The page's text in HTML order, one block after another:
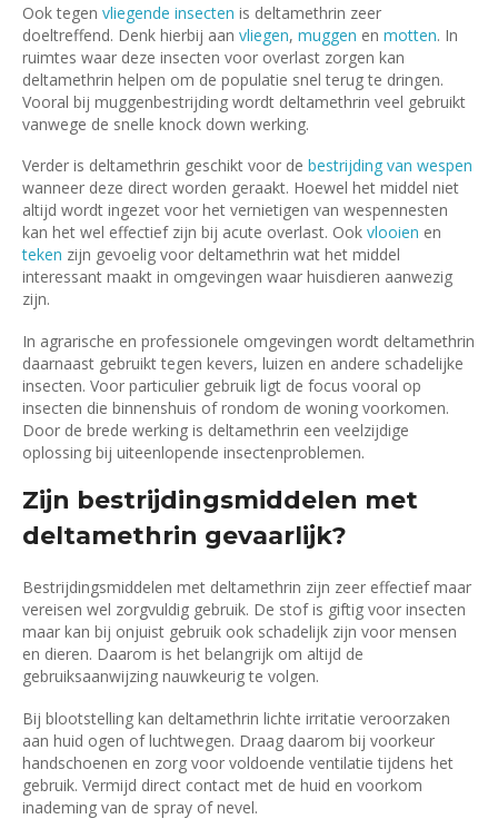
Ook tegen vliegende insecten is deltamethrin zeer
doeltreffend. Denk hierbij aan vliegen, muggen en motten. In
ruimtes waar deze insecten voor overlast zorgen kan
deltamethrin helpen om de populatie snel terug te dringen.
Vooral bij muggenbestrijding wordt deltamethrin veel gebruikt
vanwege de snelle knock down werking.
Verder is deltamethrin geschikt voor de bestrijding van wespen
wanneer deze direct worden geraakt. Hoewel het middel niet
altijd wordt ingezet voor het vernietigen van wespennesten
kan het wel effectief zijn bij acute overlast. Ook vlooien en
teken zijn gevoelig voor deltamethrin wat het middel
interessant maakt in omgevingen waar huisdieren aanwezig
zijn.
In agrarische en professionele omgevingen wordt deltamethrin
daarnaast gebruikt tegen kevers, luizen en andere schadelijke
insecten. Voor particulier gebruik ligt de focus vooral op
insecten die binnenshuis of rondom de woning voorkomen.
Door de brede werking is deltamethrin een veelzijdige
oplossing bij uiteenlopende insectenproblemen.
Zijn bestrijdingsmiddelen met
deltamethrin gevaarlijk?
Bestrijdingsmiddelen met deltamethrin zijn zeer effectief maar
vereisen wel zorgvuldig gebruik. De stof is giftig voor insecten
maar kan bij onjuist gebruik ook schadelijk zijn voor mensen
en dieren. Daarom is het belangrijk om altijd de
gebruiksaanwijzing nauwkeurig te volgen.
Bij blootstelling kan deltamethrin lichte irritatie veroorzaken
aan huid ogen of luchtwegen. Draag daarom bij voorkeur
handschoenen en zorg voor voldoende ventilatie tijdens het
gebruik. Vermijd direct contact met de huid en voorkom
inademing van de spray of nevel.